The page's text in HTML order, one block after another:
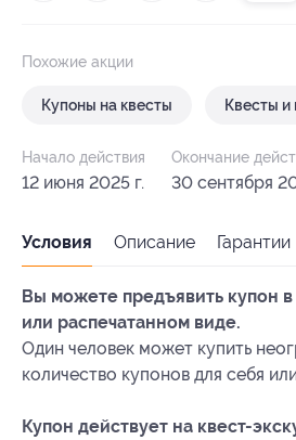
Похожие акции
Купоны на квесты Квесты и
Начало действия
12 июня 2025 г.
Окончание
30 сентября
Условия Описание Гарантии
Вы можете предъявить купон
или распечатанном виде.
Один человек может купить
количество купонов для себя
Купон действует на квест-